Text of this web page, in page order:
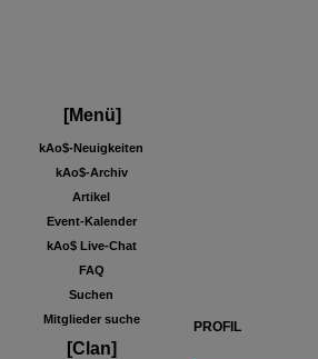
[Menü]
kAo$-Neuigkeiten
kAo$-Archiv
Artikel
Event-Kalender
kAo$ Live-Chat
FAQ
Suchen
Mitglieder suche
[Clan]
PROFIL